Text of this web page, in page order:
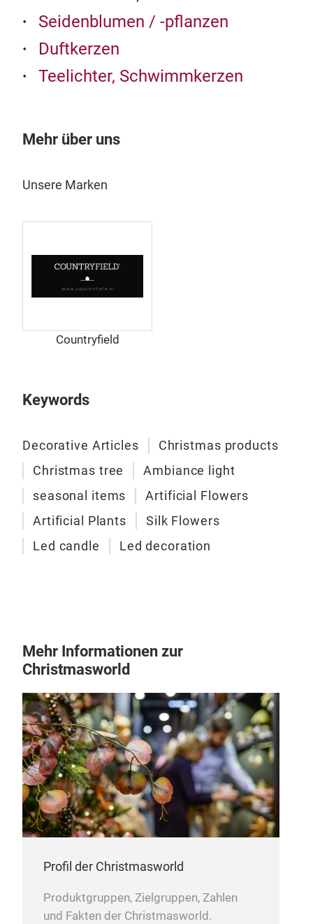
Seidenblumen / -pflanzen
Duftkerzen
Teelichter, Schwimmkerzen
Mehr über uns
Unsere Marken
Countryfield
Keywords
Decorative Articles
Christmas products
Christmas tree
Ambiance light
seasonal items
Artificial Flowers
Artificial Plants
Silk Flowers
Led candle
Led decoration
Mehr Informationen zur
Christmasworld
Profil der Christmasworld
Produktgruppen, Zielgruppen, Zahlen
und Fakten der Christmasworld.